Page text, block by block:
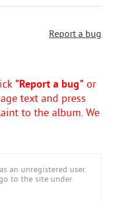
Report a bug
"Report a bug" or
text and press
to the album. We
an unregistered user.
to the site under